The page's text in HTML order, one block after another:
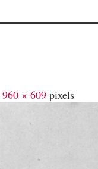
960 × 609pixels